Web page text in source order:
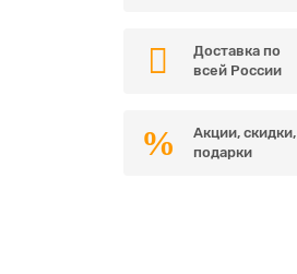
Доставка по
всей России
Акции, скидки,
подарки